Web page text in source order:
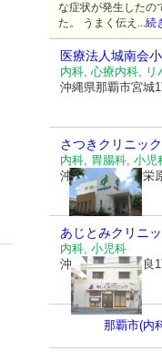
な症状が発生したの
た。 うまく伝え...続
医療法人城南会
内科, 心療内科, リ
沖縄県那覇市宮城
さつきクリニック
内科, 胃腸科, 小児
沖縄県那覇市宇栄
あじとみクリニ
内科, 小児科
沖縄県那覇市高良
那覇市(内